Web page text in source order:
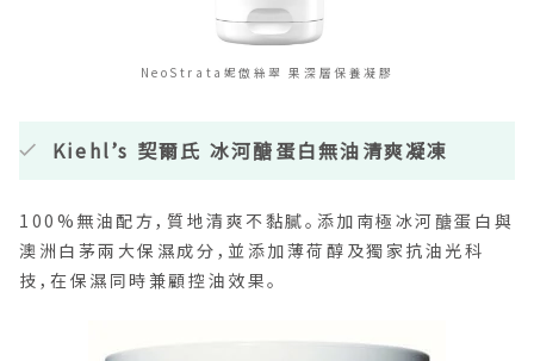
NeoStrata妮傲絲翠 果深層保養凝膠
Kiehl’s 契爾氏 冰河醣蛋白無油清爽凝凍
100%無油配方，質地清爽不黏膩。添加南極冰河醣蛋白與
澳洲白茅兩大保濕成分，並添加薄荷醇及獨家抗油光科
技，在保濕同時兼顧控油效果。